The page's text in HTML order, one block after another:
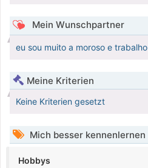
Mein Wunschpartner
eu sou muito a moroso e trabalho
Meine Kriterien
Keine Kriterien gesetzt
Mich besser kennenlernen
Hobbys